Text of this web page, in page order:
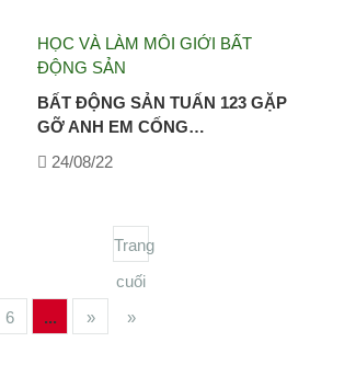
HỌC VÀ LÀM MÔI GIỚI BẤT
ĐỘNG SẢN
BẤT ĐỘNG SẢN TUẤN 123 GẶP
GỠ ANH EM CỐNG…
24/08/22
6 ... »
Trang
cuối
»